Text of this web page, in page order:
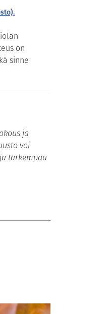
on
sinne
ja
voi
tarkempaa